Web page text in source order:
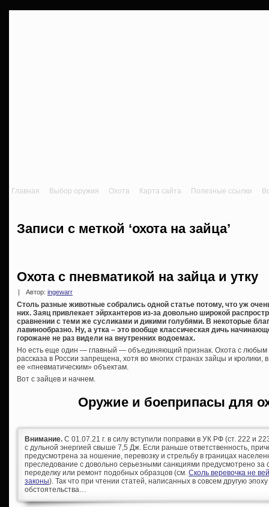
Главная Выбор оружия Охота Карта сайта Полезные ссылки
Записи с меткой ‘охота на зайца’
Охота с пневматикой на зайца и утку
Автор: ingewarr
Столь разные животные собрались одной статье потому, что уж
них. Заяц привлекает эйрхантеров из-за довольно широкой
сравнении с теми же сусликами и дикими голубями. В некоторые
лавинообразно. Ну, а утка – это вообще классическая дичь
горожане не раз видели на внутренних водоемах.
Но есть еще один — главный — объединяющий признак. Охота с любым
рассказа в России запрещена, хотя во многих странах зайцы и кролики,
ее «пневматическим» объектам.
Вот с зайцев и начнем.
Оружие и боеприпасы для
Внимание. С 01.07.21 г. в силу вступили поправки в УК РФ (ст. 222 и
с дульной энергией свыше 7,5 Дж. Если раньше ответственность,
предусмотрена за ношение, перевозку и стрельбу в границах
преследование с довольно серьезными санкциями предусмотрено за
переделку или ремонт подобных образцов (см. Сколь веревочка не
законы). Так что при чтении статей, написанных в совсем другую
обстоятельства…